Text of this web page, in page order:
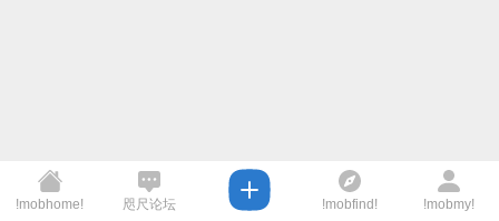
!mobhome! 咫尺论坛 !mobfind! !mobmy!